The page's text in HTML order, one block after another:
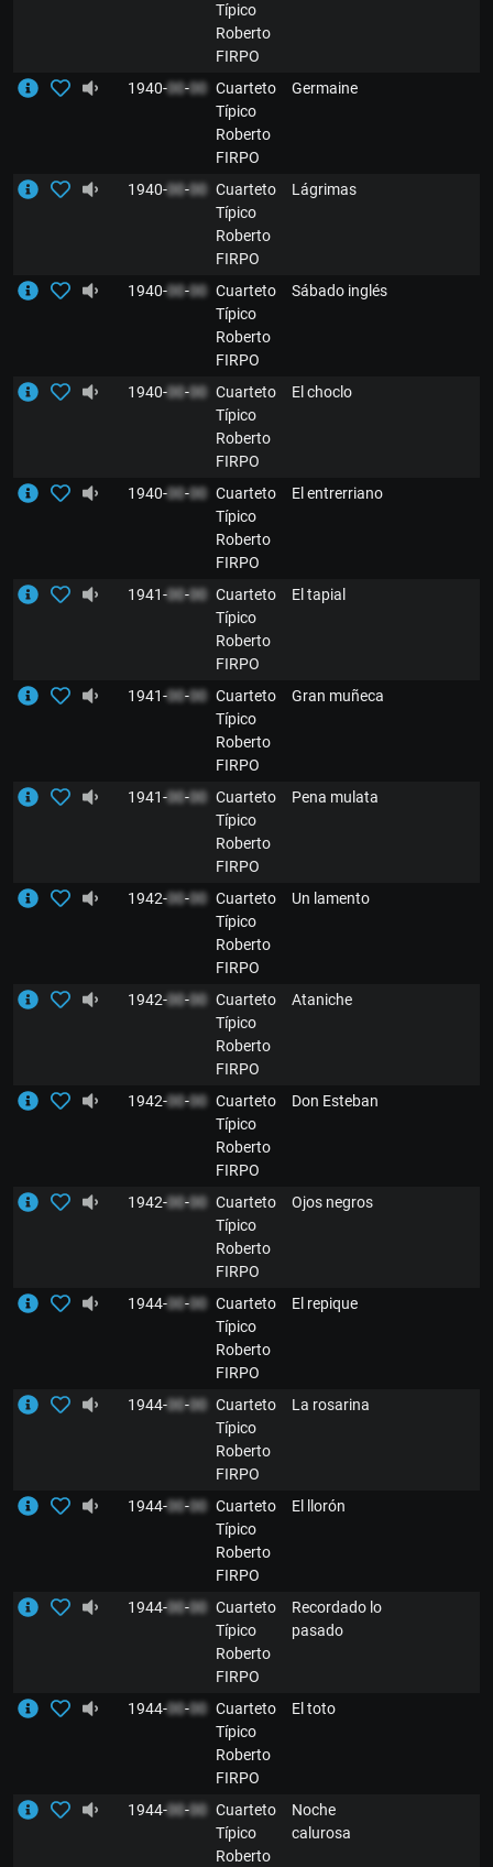
Típico
Roberto
FIRPO
1940-00-00 Cuarteto
Típico
Roberto
FIRPO
Germaine
1940-00-00 Cuarteto
Típico
Roberto
FIRPO
Lágrimas
1940-00-00 Cuarteto
Típico
Roberto
FIRPO
Sábado inglés
1940-00-00 Cuarteto
Típico
Roberto
FIRPO
El choclo
1940-00-00 Cuarteto
Típico
Roberto
FIRPO
El entrerriano
1941-00-00 Cuarteto
Típico
Roberto
FIRPO
El tapial
1941-00-00 Cuarteto
Típico
Roberto
FIRPO
Gran muñeca
1941-00-00 Cuarteto
Típico
Roberto
FIRPO
Pena mulata
1942-00-00 Cuarteto
Típico
Roberto
FIRPO
Un lamento
1942-00-00 Cuarteto
Típico
Roberto
FIRPO
Ataniche
1942-00-00 Cuarteto
Típico
Roberto
FIRPO
Don Esteban
1942-00-00 Cuarteto
Típico
Roberto
FIRPO
Ojos negros
1944-00-00 Cuarteto
Típico
Roberto
FIRPO
El repique
1944-00-00 Cuarteto
Típico
Roberto
FIRPO
La rosarina
1944-00-00 Cuarteto
Típico
Roberto
FIRPO
El llorón
1944-00-00 Cuarteto
Típico
Roberto
FIRPO
Recordado lo
pasado
1944-00-00 Cuarteto
Típico
Roberto
FIRPO
El toto
1944-00-00 Cuarteto
Típico
Roberto
Noche
calurosa